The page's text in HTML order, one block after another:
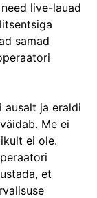
live-lauad
samad
ausalt ja eraldi
Me ei
ei ole.
et